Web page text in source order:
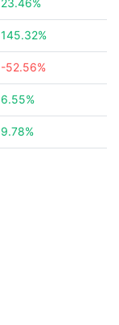
23.46%
145.32%
-52.56%
6.55%
9.78%